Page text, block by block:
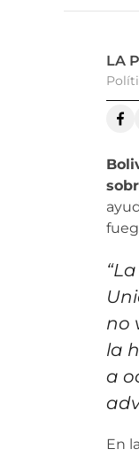
LA
no
la
a
En